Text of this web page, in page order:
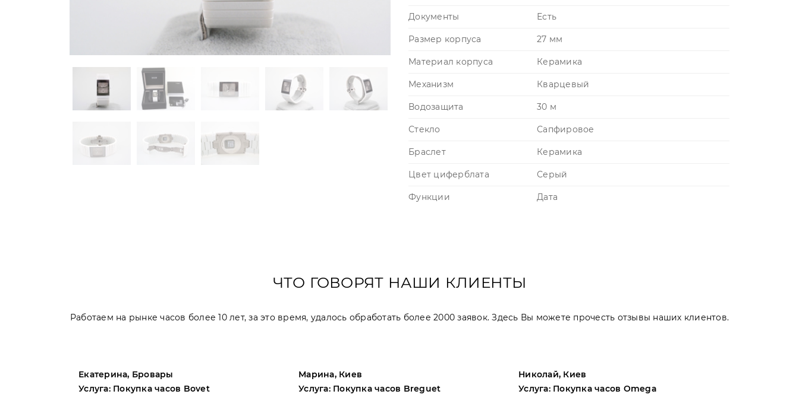
Документы Есть
Размер корпуса 27 мм
Материал корпуса Керамика
Механизм Кварцевый
Водозащита 30 м
Стекло Сапфировое
Браслет Керамика
Цвет циферблата Серый
Функции Дата
ЧТО ГОВОРЯТ НАШИ КЛИЕНТЫ
Работаем на рынке часов более 10 лет, за это время, удалось обработать более 2000 заявок. Здесь Вы можете прочесть отзывы наших клиентов.
Екатерина, Бровары
Услуга: Покупка часов Bovet
Марина, Киев
Услуга: Покупка часов Breguet
Николай, Киев
Услуга: Покупка часов Omega